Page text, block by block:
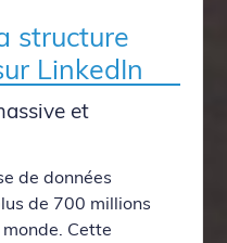
structure
LinkedIn
et
de données
de 700 millions
Cette